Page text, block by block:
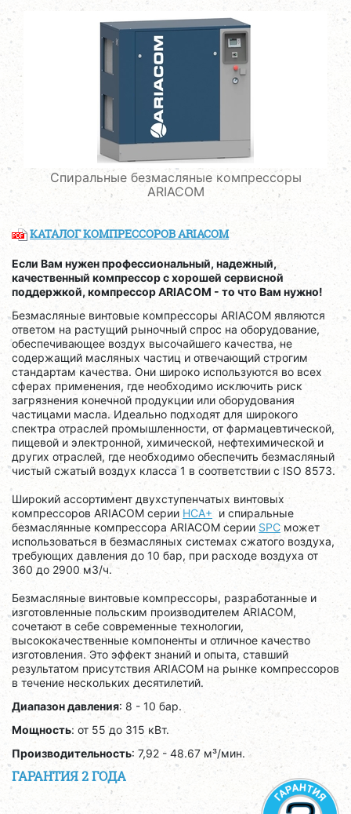
Спиральные безмасляные компрессоры
ARIACOM
КАТАЛОГ КОМПРЕССОРОВ ARIACOM
Если Вам нужен профессиональный, надежный,
качественный компрессор с хорошей сервисной
поддержкой, компрессор ARIACOM - то что Вам нужно!
Безмасляные винтовые компрессоры ARIACOM являются
ответом на растущий рыночный спрос на оборудование,
обеспечивающее воздух высочайшего качества, не
содержащий масляных частиц и отвечающий строгим
стандартам качества. Они широко используются во всех
сферах применения, где необходимо исключить риск
загрязнения конечной продукции или оборудования
частицами масла. Идеально подходят для широкого
спектра отраслей промышленности, от фармацевтической,
пищевой и электронной, химической, нефтехимической и
других отраслей, где необходимо обеспечить безмасляный
чистый сжатый воздух класса 1 в соответствии с ISO 8573.
Широкий ассортимент двухступенчатых винтовых
компрессоров ARIACOM серииHCA+ и спиральные
безмаслянные компрессора ARIACOM серии SPC может
использоваться в безмасляных системах сжатого воздуха,
требующих давления до 10 бар, при расходе воздуха от
360 до 2900 м3/ч.
Безмасляные винтовые компрессоры, разработанные и
изготовленные польским производителем ARIACOM,
сочетают в себе современные технологии,
высококачественные компоненты и отличное качество
изготовления. Это эффект знаний и опыта, ставший
результатом присутствия ARIACOM на рынке компрессоров
в течение нескольких десятилетий.
Диапазон давления: 8 - 10 бар.
Мощность: от 55 до 315 кВт.
Производительность: 7,92 - 48.67 м³/мин.
ГАРАНТИЯ 2 ГОДА